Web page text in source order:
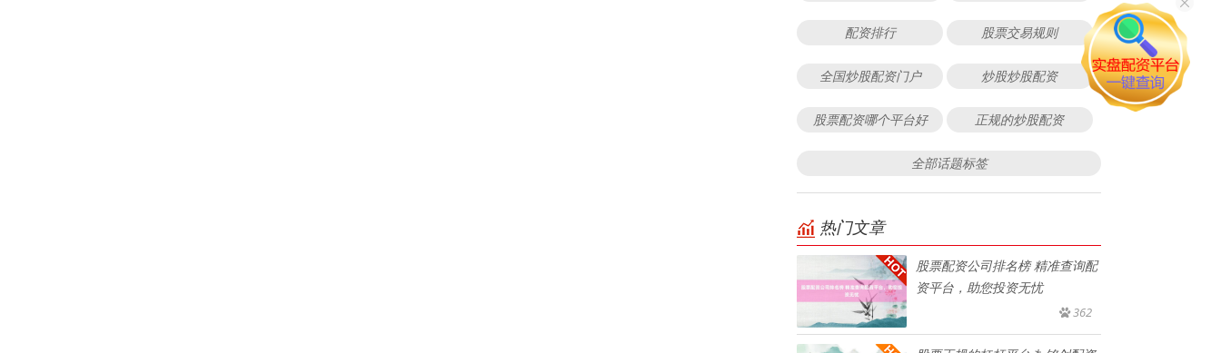
配资排行 股票交易规则
全国炒股配资门户 炒股炒股配资
股票配资哪个平台好 正规的炒股配资
全部话题标签
热门文章
股票配资公司排名榜 精准查询配
资平台，助您投资无忧
362